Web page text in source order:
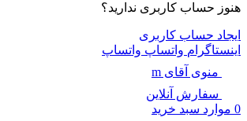
هنوز حساب کاربری ندارید؟
ایجاد حساب کاربری
اینستاگرام واتساپ واتساپ
منوی آقای m
سفارش آنلاین
0 موارد سبد خرید